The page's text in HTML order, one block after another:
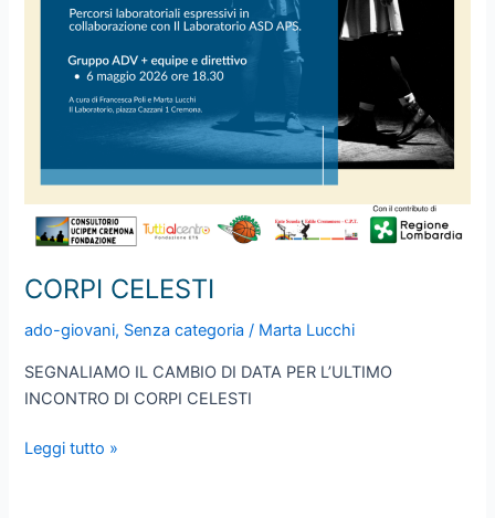
CORPI CELESTI
ado-giovani, Senza categoria / Marta Lucchi
SEGNALIAMO IL CAMBIO DI DATA PER L’ULTIMO
INCONTRO DI CORPI CELESTI
CORPI
Leggi tutto »